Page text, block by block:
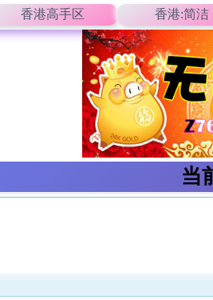
香港高手区 香港:简洁
当